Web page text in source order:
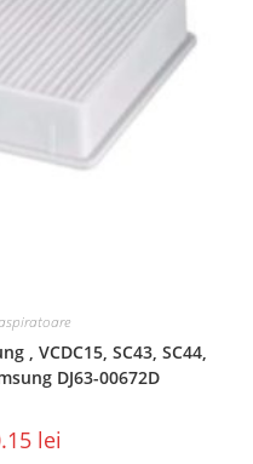
, VCDC15, SC43, SC44,
DJ63-00672D
lei